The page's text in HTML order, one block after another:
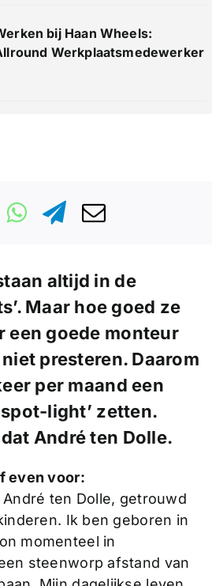
bij Haan Wheels:
Werkplaatsmedewerker
altijd in de
Maar hoe goed ze
een goede monteur
presteren. Daarom
per maand een
light’ zetten.
André ten Dolle.
even voor:
André ten Dolle, getrouwd
Ik ben geboren in
momenteel in
steenworp afstand van